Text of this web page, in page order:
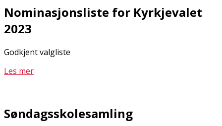
Nominasjonsliste for Kyrkjevalet
2023
Godkjent valgliste
Les mer
Søndagsskolesamling